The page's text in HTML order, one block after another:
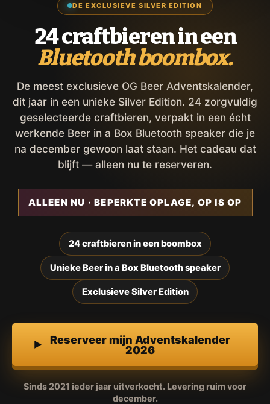
DE EXCLUSIEVE SILVER EDITION
24 craftbieren in een
Bluetooth boombox.
De meest exclusieve OG Beer Adventskalender,
dit jaar in een unieke Silver Edition. 24 zorgvuldig
geselecteerde craftbieren, verpakt in een écht
werkende Beer in a Box Bluetooth speaker die je
na december gewoon laat staan. Het cadeau dat
blijft — alleen nu te reserveren.
ALLEEN NU · BEPERKTE OPLAGE, OP IS OP
24 craftbieren in een boombox
Unieke Beer in a Box Bluetooth speaker
Exclusieve Silver Edition
Reserveer mijn Adventskalender
2026
Sinds 2021 ieder jaar uitverkocht. Levering ruim voor
december.